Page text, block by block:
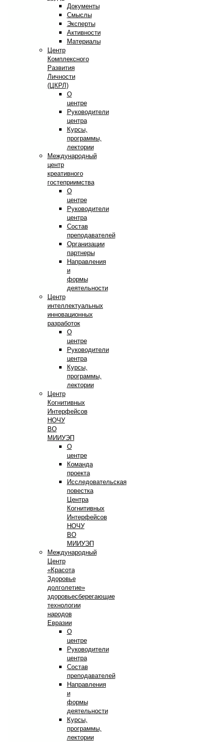
Документы
Смыслы
Эксперты
Активности
Материалы
Центр
Комплексного
Развития
Личности
(ЦКРЛ)
О
центре
Руководители
центра
Курсы,
программы,
лектории
Международный
центр
креативного
гостеприимства
О
центре
Руководители
центра
Состав
преподавателей
Организации
партнеры
Направления
и
формы
деятельности
Центр
интеллектуальных
инновационных
разработок
О
центре
Руководители
центра
Курсы,
программы,
лектории
Центр
Когнитивных
Интерфейсов
НОЧУ
ВО
МИИУЭП
О
центре
Команда
проекта
Исследовательская
повестка
Центра
Когнитивных
Интерфейсов
НОЧУ
ВО
МИИУЭП
Международный
Центр
«Красота
Здоровье
долголетие»
здоровьесберегающие
технологии
народов
Евразии
О
центре
Руководители
центра
Состав
преподавателей
Направления
и
формы
деятельности
Курсы,
программы,
лектории